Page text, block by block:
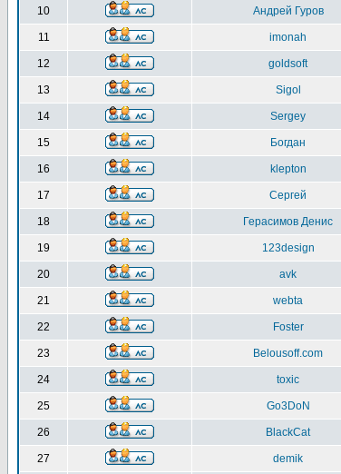
10 Андрей Гуров
11 imonah
12 goldsoft
13 Sigol
14 Sergey
15 Богдан
16 klepton
17 Сергей
18 Герасимов Денис
19 123design
20 avk
21 webta
22 Foster
23 Belousoff.com
24 toxic
25 Go3DoN
26 BlackCat
27 demik